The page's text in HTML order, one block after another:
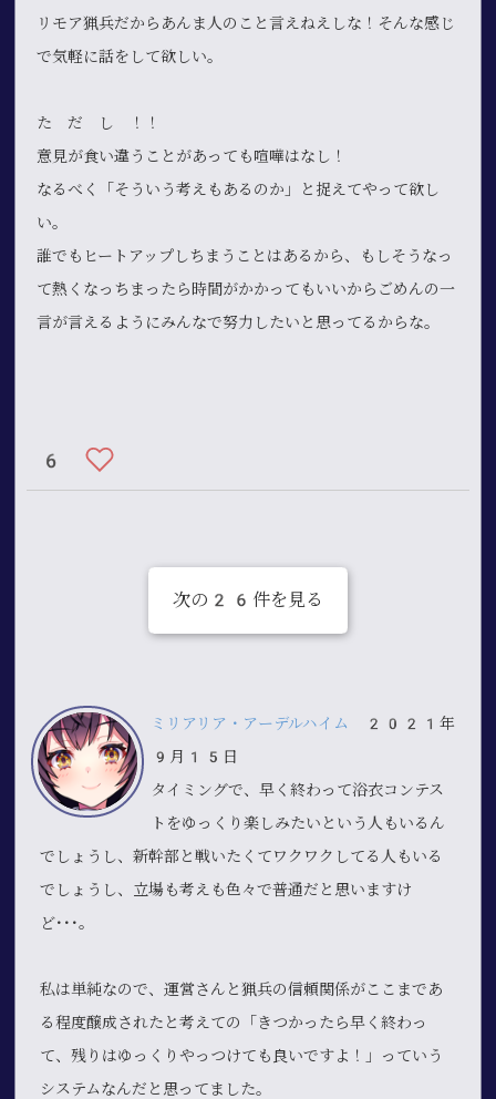
リモア猟兵だからあんま人のこと言えねえしな！そんな感じ
で気軽に話をして欲しい。
た だ し ！！
意見が食い違うことがあっても喧嘩はなし！
なるべく「そういう考えもあるのか」と捉えてやって欲し
い。
誰でもヒートアップしちまうことはあるから、もしそうなっ
て熱くなっちまったら時間がかかってもいいからごめんの一
言が言えるようにみんなで努力したいと思ってるからな。
6
次の 26 件を見る
ミリアリア・アーデルハイム
2021年
9月15日
タイミングで、早く終わって浴衣コンテス
トをゆっくり楽しみたいという人もいるん
でしょうし、新幹部と戦いたくてワクワクしてる人もいる
でしょうし、立場も考えも色々で普通だと思いますけ
ど･･･。
私は単純なので、運営さんと猟兵の信頼関係がここまであ
る程度醸成されたと考えての「きつかったら早く終わっ
て、残りはゆっくりやっつけても良いですよ！」っていう
システムなんだと思ってました。